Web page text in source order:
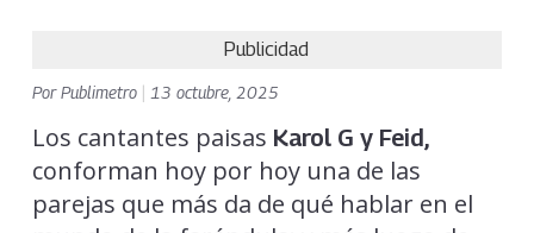
Publicidad
PorPublimetro 13 octubre, 2025
Los cantantes paisas Karol G y Feid,
conforman hoy por hoy una de las
parejas que más da de qué hablar en el